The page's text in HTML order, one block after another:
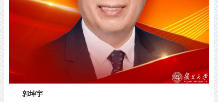
郭坤宇